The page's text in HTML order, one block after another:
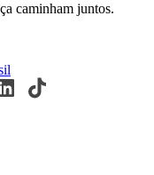
caminham juntos.